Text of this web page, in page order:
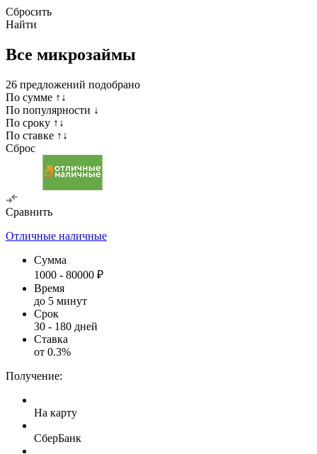
Сбросить
Найти
Все микрозаймы
26 предложений подобрано
По сумме ↑↓
По популярности ↓
По сроку ↑↓
По ставке ↑↓
Сброс
Сравнить
Отличные наличные
Сумма
1000 - 80000 ₽
Время
до 5 минут
Срок
30 - 180 дней
Ставка
от 0.3%
Получение:
На карту
СберБанк